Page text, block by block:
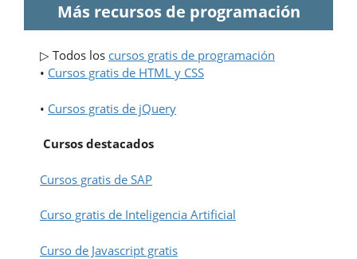
Más recursos de programación
▷ Todos los cursos gratis de programación
• Cursos gratis de HTML y CSS
• Cursos gratis de jQuery
Cursos destacados
Cursos gratis de SAP
Curso gratis de Inteligencia Artificial
Curso de Javascript gratis